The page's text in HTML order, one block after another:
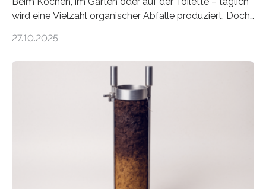
wird eine Vielzahl organischer Abfälle produziert. Doch
Potenzial nur dann entfalten können, wenn sie in
Veränderung der Wirtschaft wichtig ist, zeigt der vom
Deutschen Biomasseforschungszentrum und der
Stadtreinigung Leipzig konzipierte und am 24. Oktober
2025 offiziell eingeweihte Stadtrundgang „KreisLauf“. Er
ist ab sofort im Leipziger Stadtgebiet…
27.10.2025